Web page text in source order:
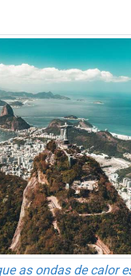
as ondas de calor